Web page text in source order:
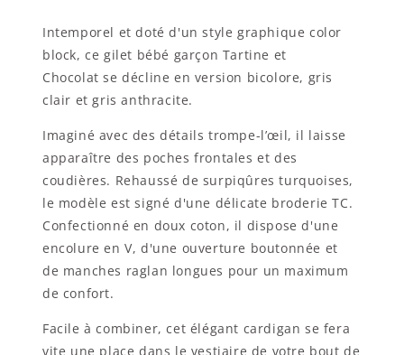
Intemporel et doté d'un style graphique color
block, ce gilet bébé garçon Tartine et
Chocolat se décline en version bicolore, gris
clair et gris anthracite.
Imaginé avec des détails trompe-l’œil, il laisse
apparaître des poches frontales et des
coudières. Rehaussé de surpiqûres turquoises,
le modèle est signé d'une délicate broderie TC.
Confectionné en doux coton, il dispose d'une
encolure en V, d'une ouverture boutonnée et
de manches raglan longues pour un maximum
de confort.
Facile à combiner, cet élégant cardigan se fera
vite une place dans le vestiaire de votre bout de